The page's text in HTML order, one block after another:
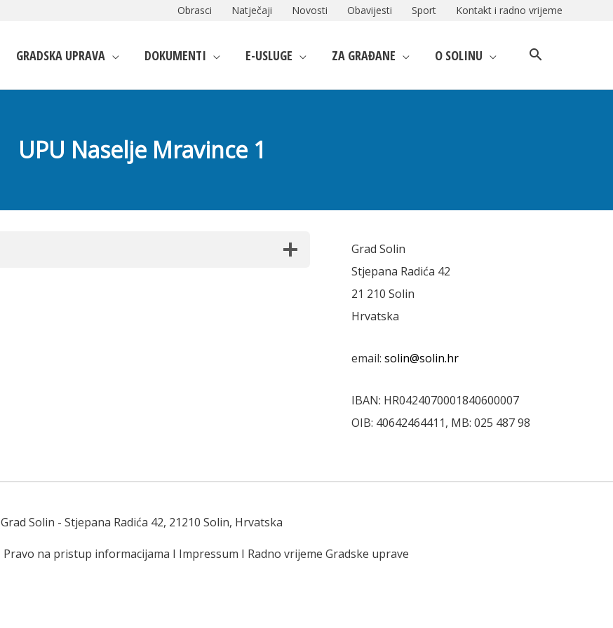
Obrasci Natječaji Novosti Obavijesti Sport Kontakt i radno vrijeme
GRADSKA UPRAVA DOKUMENTI E-USLUGE ZA GRAĐANE O SOLINU
UPU Naselje Mravince 1
Grad Solin
Stjepana Radića 42
21 210 Solin
Hrvatska
email: solin@solin.hr
IBAN: HR0424070001840600007
OIB: 40642464411, MB: 025 487 98
Grad Solin - Stjepana Radića 42, 21210 Solin, Hrvatska
Pravo na pristup informacijama I Impressum I Radno vrijeme Gradske uprave